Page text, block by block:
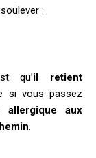
:
qu’il retient
si vous passez
allergique aux
.